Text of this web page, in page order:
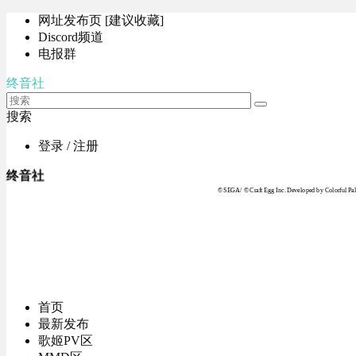
网址发布页 [建议收藏]
Discord频道
电报群
终音社
搜索
登录 / 注册
终音社
© SEGA / © Craft Egg Inc. Developed by Colorful
首页
最新发布
歌姬PV区